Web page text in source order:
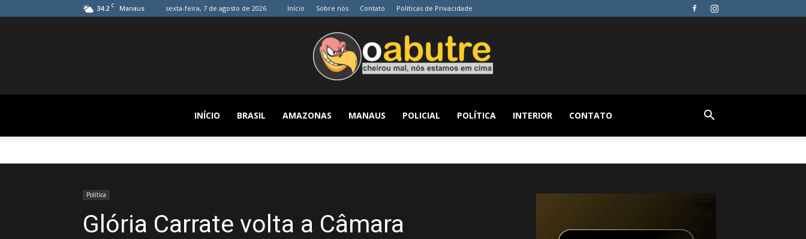
34.2 C Manaus sexta-feira, 7 de agosto de 2026 Início Sobre nós Contato Políticas de Privacidade
O
INÍCIO BRASIL AMAZONAS MANAUS POLICIAL POLÍTICA INTERIOR CONTATO
Política
Glória Carrate volta a Câmara